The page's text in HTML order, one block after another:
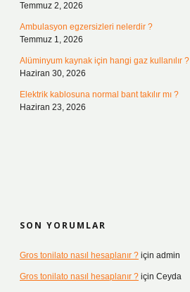
Temmuz 2, 2026
Ambulasyon egzersizleri nelerdir ?
Temmuz 1, 2026
Alüminyum kaynak için hangi gaz kullanılır ?
Haziran 30, 2026
Elektrik kablosuna normal bant takılır mı ?
Haziran 23, 2026
SON YORUMLAR
Gros tonilato nasıl hesaplanır ? için admin
Gros tonilato nasıl hesaplanır ? için Ceyda